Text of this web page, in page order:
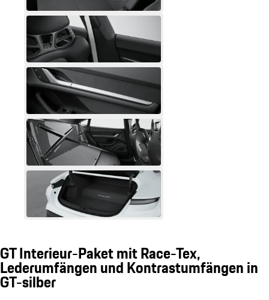
GT Interieur-Paket mit Race-Tex,
Lederumfängen und Kontrastumfängen in
GT-silber